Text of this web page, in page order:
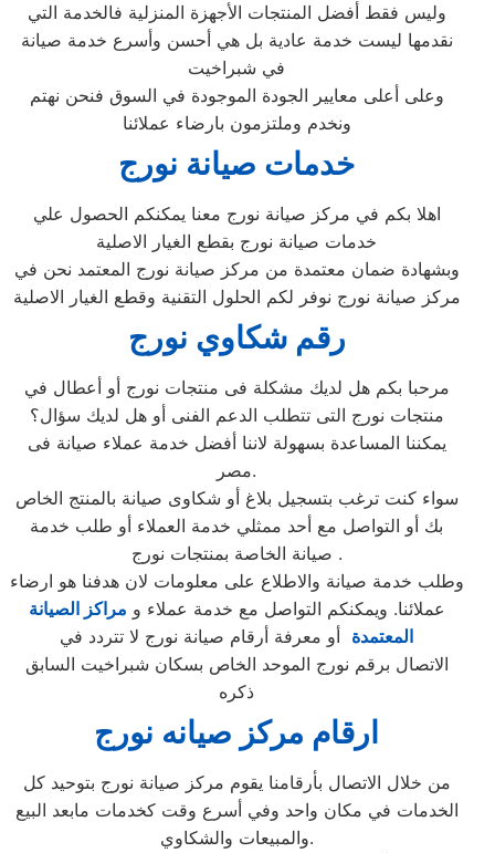
وليس فقط أفضل المنتجات الأجهزة المنزلية فالخدمة التي
نقدمها ليست خدمة عادية بل هي أحسن وأسرع خدمة صيانة
في شبراخيت
وعلى أعلى معايير الجودة الموجودة في السوق فنحن نهتم
ونخدم وملتزمون بارضاء عملائنا
خدمات صيانة نورج
اهلا بكم في مركز صيانة نورج معنا يمكنكم الحصول علي
خدمات صيانة نورج بقطع الغيار الاصلية
وبشهادة ضمان معتمدة من مركز صيانة نورج المعتمد نحن في
مركز صيانة نورج نوفر لكم الحلول التقنية وقطع الغيار الاصلية
رقم شكاوي نورج
مرحبا بكم هل لديك مشكلة فى منتجات نورج أو أعطال في
منتجات نورج التى تتطلب الدعم الفنى أو هل لديك سؤال؟
يمكننا المساعدة بسهولة لاننا أفضل خدمة عملاء صيانة فى
مصر.
سواء كنت ترغب بتسجيل بلاغ أو شكاوى صيانة بالمنتج الخاص
بك أو التواصل مع أحد ممثلي خدمة العملاء أو طلب خدمة
صيانة الخاصة بمنتجات نورج .
وطلب خدمة صيانة والاطلاع على معلومات لان هدفنا هو ارضاء
عملائنا. ويمكنكم التواصل مع خدمة عملاء و مراكز الصيانة
المعتمدة أو معرفة أرقام صيانة نورج لا تتردد في
الاتصال برقم نورج الموحد الخاص بسكان شبراخيت السابق
ذكره
ارقام مركز صيانه نورج
من خلال الاتصال بأرقامنا يقوم مركز صيانة نورج بتوحيد كل
الخدمات في مكان واحد وفي أسرع وقت كخدمات مابعد البيع
والمبيعات والشكاوي.